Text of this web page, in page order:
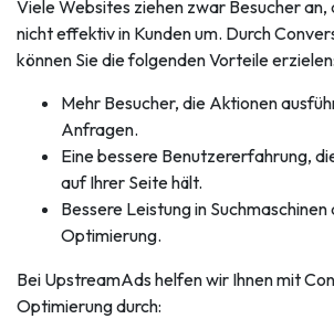
Viele Websites ziehen zwar Besucher
nicht effektiv in Kunden um. Durch
können Sie die folgenden Vorteile erzielen:
Mehr Besucher, die Aktionen
Anfragen.
Eine bessere Benutzererfahrung,
auf Ihrer Seite hält.
Bessere Leistung in
Optimierung.
Bei UpstreamAds helfen wir Ihnen mit
Optimierung durch: